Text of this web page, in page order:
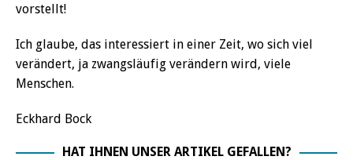
vorstellt!
Ich glaube, das interessiert in einer Zeit, wo sich viel
verändert, ja zwangsläufig verändern wird, viele
Menschen.
Eckhard Bock
HAT IHNEN UNSER ARTIKEL GEFALLEN?